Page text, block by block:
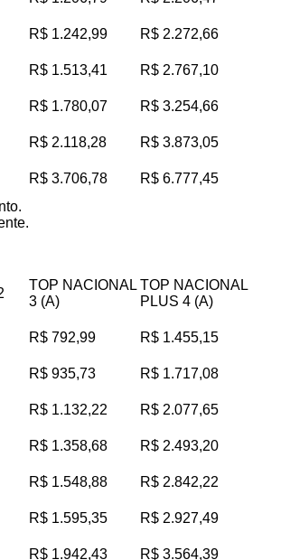
R$ 1.242,99
R$ 2.272,66
R$ 1.513,41
R$ 2.767,10
R$ 1.780,07
R$ 3.254,66
R$ 2.118,28
R$ 3.873,05
R$ 3.706,78
R$ 6.777,45
TOP NACIONAL
3 (A)
TOP NACIONAL
PLUS 4 (A)
R$ 792,99
R$ 1.455,15
R$ 935,73
R$ 1.717,08
R$ 1.132,22
R$ 2.077,65
R$ 1.358,68
R$ 2.493,20
R$ 1.548,88
R$ 2.842,22
R$ 1.595,35
R$ 2.927,49
R$ 1.942,43 R$ 3.564,39